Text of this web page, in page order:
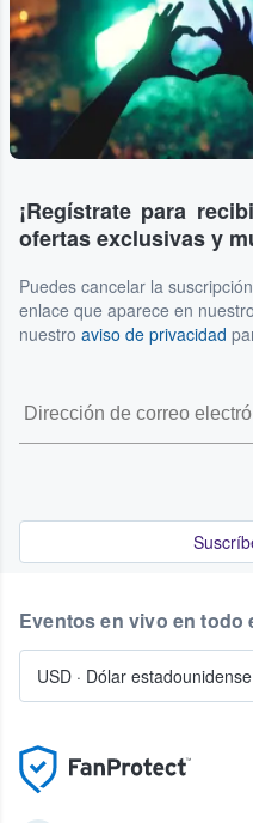
¡Regístrate para
ofertas exclusivas y
Puedes cancelar la
enlace que aparece en
nuestro aviso de privacidad
Eventos en vivo en todo
USD · Dólar estadounidense